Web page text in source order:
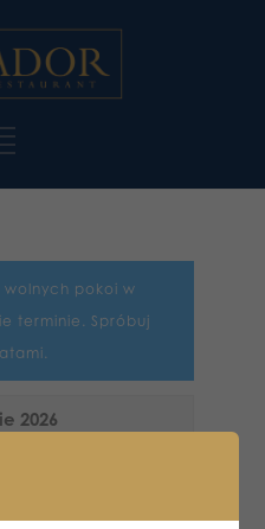
wolnych pokoi w
terminie. Spróbuj